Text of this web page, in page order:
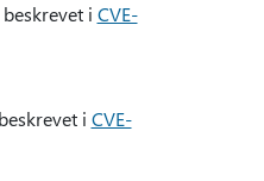
i CVE-
i CVE-